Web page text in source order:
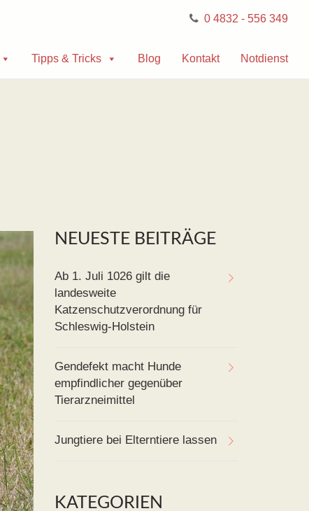
0 4832 - 556 349
Tipps & Tricks Blog Kontakt Notdienst
NEUESTE BEITRÄGE
Ab 1. Juli 1026 gilt die
landesweite
Katzenschutzverordnung für
Schleswig-Holstein
Gendefekt macht Hunde
empfindlicher gegenüber
Tierarzneimittel
Jungtiere bei Elterntiere lassen
KATEGORIEN